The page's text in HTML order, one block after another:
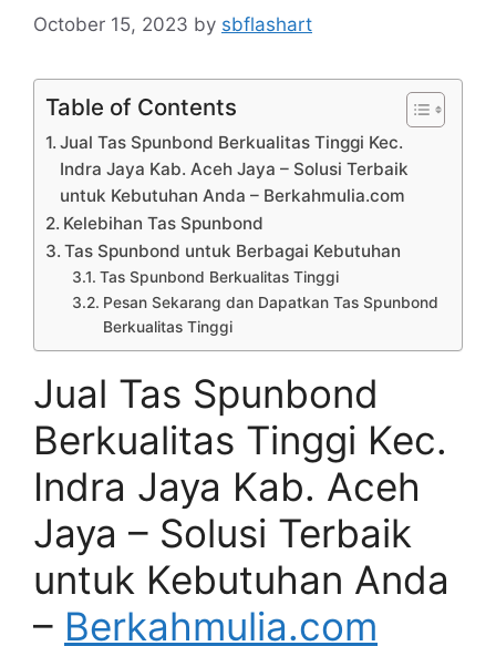
October 15, 2023 by sbflashart
Table of Contents
Jual Tas Spunbond Berkualitas Tinggi Kec.
Indra Jaya Kab. Aceh Jaya – Solusi Terbaik
untuk Kebutuhan Anda – Berkahmulia.com
Kelebihan Tas Spunbond
Tas Spunbond untuk Berbagai Kebutuhan
Tas Spunbond Berkualitas Tinggi
Pesan Sekarang dan Dapatkan Tas Spunbond
Berkualitas Tinggi
Jual Tas Spunbond
Berkualitas Tinggi Kec.
Indra Jaya Kab. Aceh
Jaya – Solusi Terbaik
untuk Kebutuhan Anda
– Berkahmulia.com